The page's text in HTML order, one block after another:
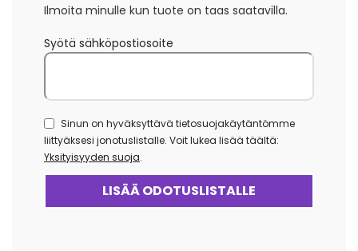
Ilmoita minulle kun tuote on taas saatavilla.
Syötä sähköpostiosoite
Sinun on hyväksyttävä tietosuojakäytäntömme
liittyäksesi jonotuslistalle. Voit lukea lisää täältä:
Yksityisyyden suoja.